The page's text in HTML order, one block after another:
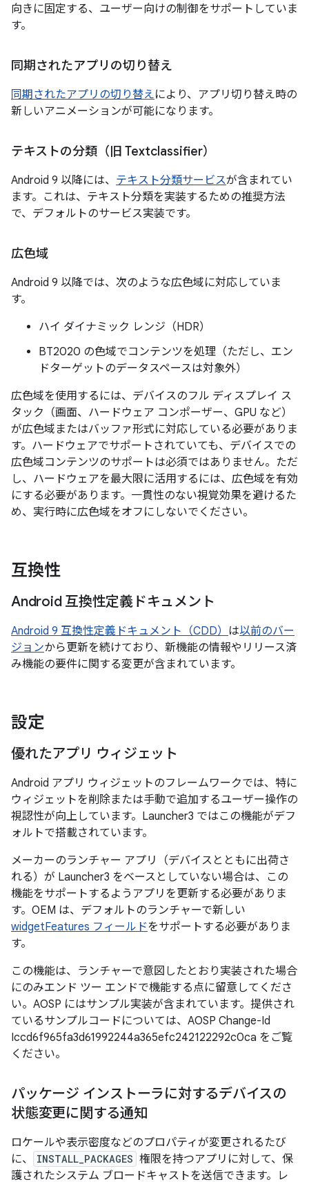
向きに固定する、ユーザー向けの制御をサポートしていま
す。
同期されたアプリの切り替え
同期されたアプリの切り替えにより、アプリ切り替え時の
新しいアニメーションが可能になります。
テキストの分類（旧 Textclassifier）
Android 9 以降には、 テキスト分類サービスが含まれてい
ます。これは、テキスト分類を実装するための推奨方法
で、デフォルトのサービス実装です。
広色域
Android 9 以降では、次のような広色域に対応していま
す。
ハイ ダイナミック レンジ（HDR）
BT2020 の色域でコンテンツを処理（ただし、エン
ドターゲットのデータスペースは対象外）
広色域を使用するには、デバイスのフル ディスプレイ ス
タック（画面、ハードウェア コンポーザー、GPU など）
が広色域またはバッファ形式に対応している必要がありま
す。ハードウェアでサポートされていても、デバイスでの
広色域コンテンツのサポートは必須ではありません。ただ
し、ハードウェアを最大限に活用するには、広色域を有効
にする必要があります。一貫性のない視覚効果を避けるた
め、実行時に広色域をオフにしないでください。
互換性
Android 互換性定義ドキュメント
Android 9 互換性定義ドキュメント（CDD） は以前のバー
ジョンから更新を続けており、新機能の情報やリリース済
み機能の要件に関する変更が含まれています。
設定
優れたアプリ ウィジェット
Android アプリ ウィジェットのフレームワークでは、特に
ウィジェットを削除または手動で追加するユーザー操作の
視認性が向上しています。Launcher3 ではこの機能がデフ
ォルトで搭載されています。
メーカーのランチャー アプリ（デバイスとともに出荷さ
れる）が Launcher3 をベースとしていない場合は、この
機能をサポートするようアプリを更新する必要がありま
す。OEM は、デフォルトのランチャーで新しい
widgetFeatures フィールドをサポートする必要がありま
す。
この機能は、ランチャーで意図したとおり実装された場合
にのみエンド ツー エンドで機能する点に留意してくださ
い。AOSP にはサンプル実装が含まれています。提供され
ているサンプルコードについては、AOSP Change-Id
Iccd6f965fa3d61992244a365efc242122292c0ca をご覧
ください。
パッケージ インストーラに対するデバイスの
状態変更に関する通知
ロケールや表示密度などのプロパティが変更されるたび
に、
INSTALL_PACKAGES 権限を持つアプリに対して、保
護されたシステム ブロードキャストを送信できます。レ